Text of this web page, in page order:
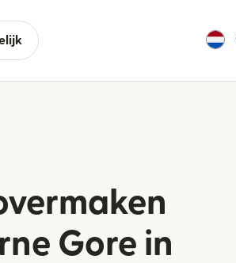
Gore in